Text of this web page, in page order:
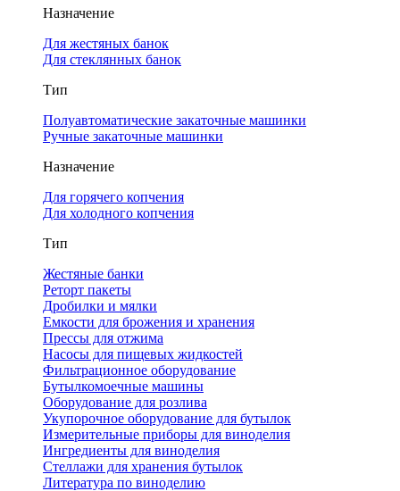
Назначение
Для жестяных банок
Для стеклянных банок
Тип
Полуавтоматические закаточные машинки
Ручные закаточные машинки
Назначение
Для горячего копчения
Для холодного копчения
Тип
Жестяные банки
Реторт пакеты
Дробилки и мялки
Емкости для брожения и хранения
Прессы для отжима
Насосы для пищевых жидкостей
Фильтрационное оборудование
Бутылкомоечные машины
Оборудование для розлива
Укупорочное оборудование для бутылок
Измерительные приборы для виноделия
Ингредиенты для виноделия
Стеллажи для хранения бутылок
Литература по виноделию